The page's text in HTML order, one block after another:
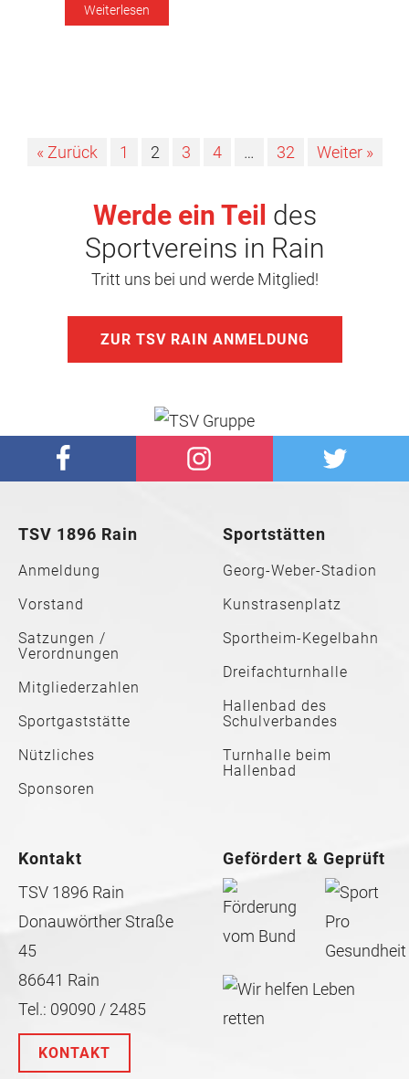
Meistertitel perfekt. Der Start für den Endspurt in
Weiterlesen
« Zurück 1 2 3 4 … 32 Weiter »
Werde ein Teil des
Sportvereins in Rain
Tritt uns bei und werde Mitglied!
ZUR TSV RAIN ANMELDUNG
TSV 1896 Rain
Anmeldung
Vorstand
Satzungen /
Verordnungen
Mitgliederzahlen
Sportgaststätte
Nützliches
Sponsoren
Sportstätten
Georg-Weber-Stadion
Kunstrasenplatz
Sportheim-Kegelbahn
Dreifachturnhalle
Hallenbad des
Schulverbandes
Turnhalle beim
Hallenbad
Kontakt
TSV 1896 Rain
Donauwörther Straße
45
86641 Rain
Tel.: 09090 / 2485
KONTAKT
Gefördert & Geprüft